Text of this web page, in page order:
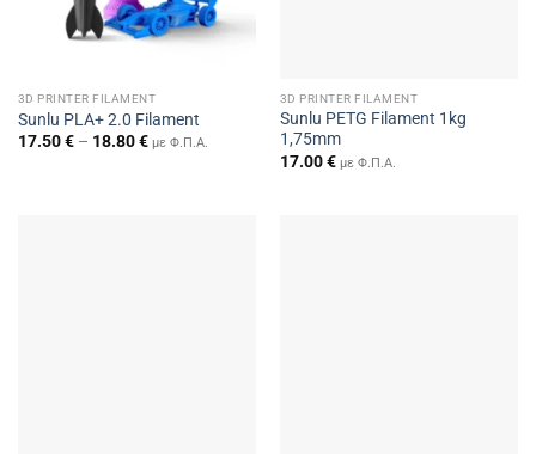
3D PRINTER FILAMENT
Sunlu PLA+ 2.0 Filament
17.50€ – 18.80€Price
range:
με Φ.Π.Α.
3D PRINTER FILAMENT
Sunlu PETG Filament 1kg
1,75mm
17.00€ με Φ.Π.Α.